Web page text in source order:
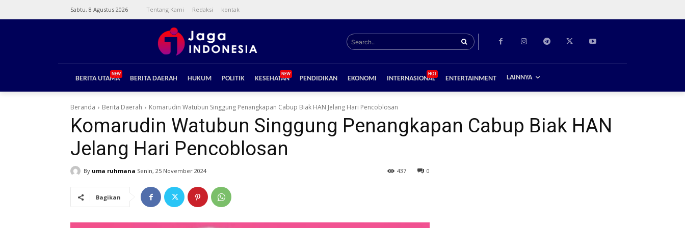
Sabtu, 8 Agustus 2026 Tentang Kami Redaksi kontak
Search..
BERITA UTAMA
NEW
BERITA DAERAH HUKUM POLITIK KESEHATAN
NEW
PENDIDIKAN EKONOMI INTERNASIONAL
HOT
ENTERTAINMENT LAINNYA
Beranda Berita Daerah Komarudin Watubun Singgung Penangkapan Cabup Biak HAN Jelang Hari Pencoblosan
Komarudin Watubun Singgung Penangkapan Cabup Biak HAN
Jelang Hari Pencoblosan
By uma ruhmana Senin, 25 November 2024 0
437
Bagikan